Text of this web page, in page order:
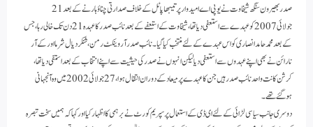
صدر بھیرون سنگھ شیخاوت نے یو پی اے امیدوار پر تیبھا پاٹل کے خلاف صدارتی چناؤ ہارنے کے بعد 21
جولائی 2007 کو عہدے سے استعفی دیا تھا، شیخاوت کے استعفے کے بعد نائب صدر کا عہدہ 21 دن تک خالی رہا،جس
کے بعد محمد حامد انصاری کو اس عہدے کے لئے منتخب کیا گیا۔ نائب صدر آر وینکٹ رمن،شنکر دیال شرما اور کے آر
نارائن نے بھی اپنے عہدوں سے استعفی دیا لیکن انہوں نے صدر کی حیثیت سے اپنے انتخاب کے بعد استفی دیا تھا،
کرشن کانت واحد نائب صدر ہیں جن کا عہدے پر میعاد کے دوران انتقال ہوا،27 جولائی 2002 میں وہ آنجہانی
ہوگئے تھے۔
دوسری جانب سیاسی لڑائی کےلئے ای ڈی کے استعمال پر سپریم کورٹ نے برہمی کا اظہار کیا اور کہا کہ ہمیں سخت تبصرہ